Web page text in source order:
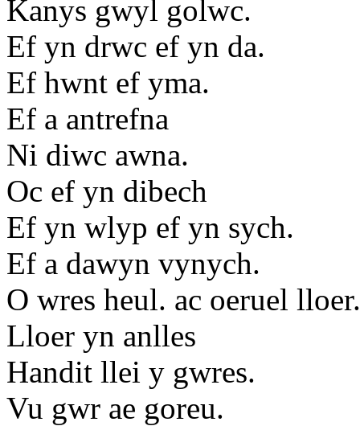
Kanys gwyl golwc.
Ef yn drwc ef yn da.
Ef hwnt ef yma.
Ef a antrefna
Ni diwc awna.
Oc ef yn dibech
Ef yn wlyp ef yn sych.
Ef a dawyn vynych.
O wres heul. ac oeruel lloer.
Lloer yn anlles
Handit llei y gwres.
Vu gwr ae goreu.